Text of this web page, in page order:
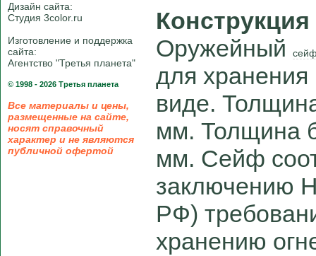
Дизайн сайта:
Студия 3color.ru
Изготовление и поддержка
сайта:
Агентство "Третья планета"
© 1998 - 2026 Третья планета
Все материалы и цены,
размещенные на сайте,
носят справочный
характер и не являются
публичной офертой
Конструкция
Оружейный
для
виде.
мм. Толщина
мм. Сейф
заключению
РФ)
хранению